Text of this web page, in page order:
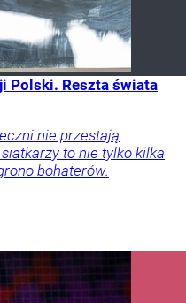
Polski. Reszta świata
nie przestają
to nie tylko kilka
bohaterów.